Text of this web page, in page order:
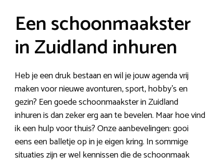
Een schoonmaakster
in Zuidland inhuren
Heb je een druk bestaan en wil je jouw agenda vrij
maken voor nieuwe avonturen, sport, hobby’s en
gezin? Een goede schoonmaakster in Zuidland
inhuren is dan zeker erg aan te bevelen. Maar hoe vind
ik een hulp voor thuis? Onze aanbevelingen: gooi
eens een balletje op in je eigen kring. In sommige
situaties zijn er wel kennissen die de schoonmaak